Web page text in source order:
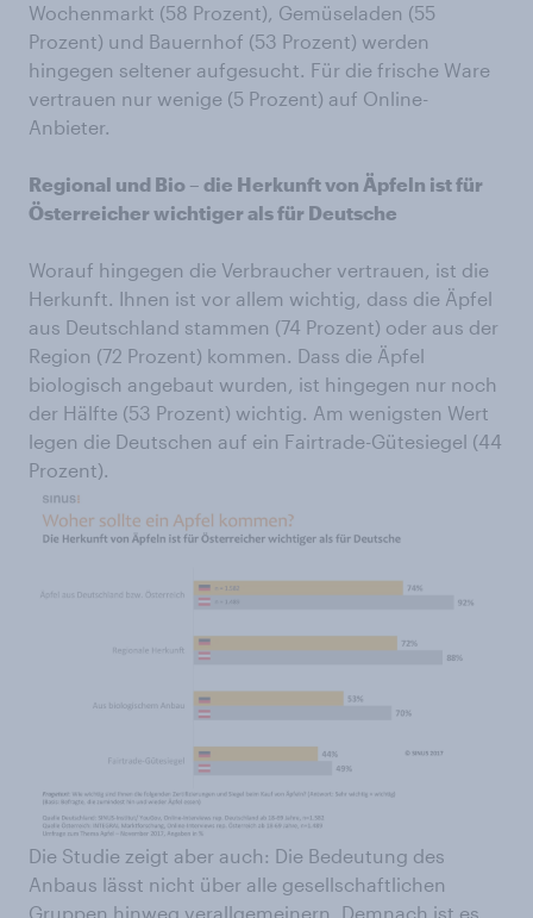
Wochenmarkt (58 Prozent), Gemüseladen (55
Prozent) und Bauernhof (53 Prozent) werden
hingegen seltener aufgesucht. Für die frische Ware
vertrauen nur wenige (5 Prozent) auf Online-
Anbieter.
Regional und Bio – die Herkunft von Äpfeln ist für
Österreicher wichtiger als für Deutsche
Worauf hingegen die Verbraucher vertrauen, ist die
Herkunft. Ihnen ist vor allem wichtig, dass die Äpfel
aus Deutschland stammen (74 Prozent) oder aus der
Region (72 Prozent) kommen. Dass die Äpfel
biologisch angebaut wurden, ist hingegen nur noch
der Hälfte (53 Prozent) wichtig. Am wenigsten Wert
legen die Deutschen auf ein Fairtrade-Gütesiegel (44
Prozent).
Die Studie zeigt aber auch: Die Bedeutung des
Anbaus lässt nicht über alle gesellschaftlichen
Gruppen hinweg verallgemeinern. Demnach ist es